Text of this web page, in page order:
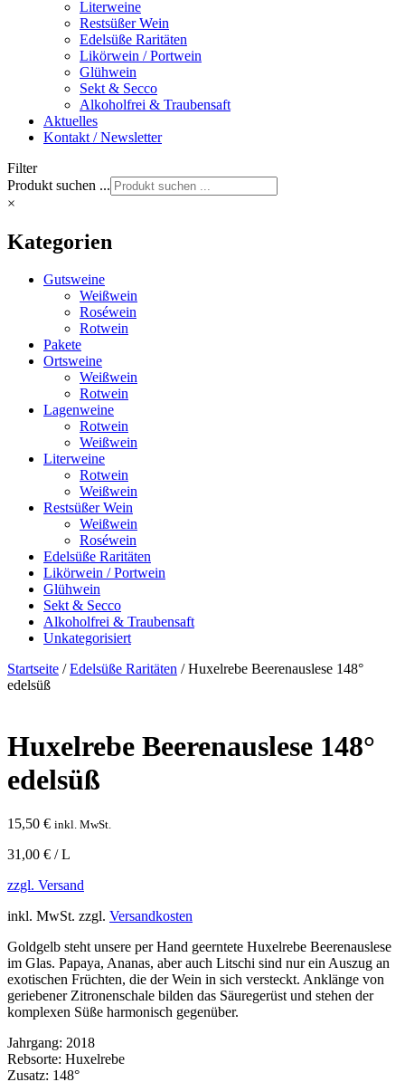
Literweine
Restsüßer Wein
Edelsüße Raritäten
Likörwein / Portwein
Glühwein
Sekt & Secco
Alkoholfrei & Traubensaft
Aktuelles
Kontakt / Newsletter
Filter
Produkt suchen ...
×
Kategorien
Gutsweine
Weißwein
Roséwein
Rotwein
Pakete
Ortsweine
Weißwein
Rotwein
Lagenweine
Rotwein
Weißwein
Literweine
Rotwein
Weißwein
Restsüßer Wein
Weißwein
Roséwein
Edelsüße Raritäten
Likörwein / Portwein
Glühwein
Sekt & Secco
Alkoholfrei & Traubensaft
Unkategorisiert
Startseite /Edelsüße Raritäten / Huxelrebe Beerenauslese 148°
edelsüß
Huxelrebe Beerenauslese 148°
edelsüß
15,50 € inkl. MwSt.
31,00 € / L
zzgl. Versand
inkl. MwSt. zzgl. Versandkosten
Goldgelb steht unsere per Hand geerntete Huxelrebe Beerenauslese
im Glas. Papaya, Ananas, aber auch Litschi sind nur ein Auszug an
exotischen Früchten, die der Wein in sich versteckt. Anklänge von
geriebener Zitronenschale bilden das Säuregerüst und stehen der
komplexen Süße harmonisch gegenüber.
Jahrgang: 2018
Rebsorte: Huxelrebe
Zusatz: 148°